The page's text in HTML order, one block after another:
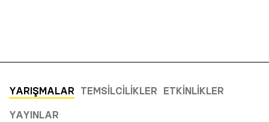
YARIŞMALAR TEMSILCILIKLER ETKINLIKLER
YAYINLAR